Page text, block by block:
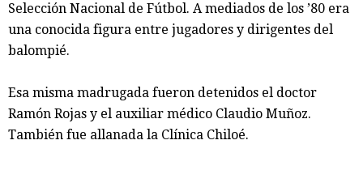
Selección Nacional de Fútbol. A mediados de los ’80 era
una conocida figura entre jugadores y dirigentes del
balompié.
Esa misma madrugada fueron detenidos el doctor
Ramón Rojas y el auxiliar médico Claudio Muñoz.
También fue allanada la Clínica Chiloé.